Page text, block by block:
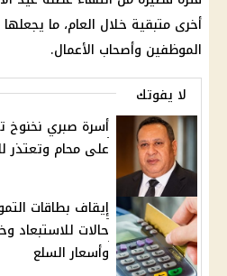
أخرى متبقية خلال العام، ما
الموظفين وأصحاب الأعمال.
لا يفوتك
أسرة صبري نخنوخ
على محام وتعتذر
حالات للاستبعاد
وأسعار السلع